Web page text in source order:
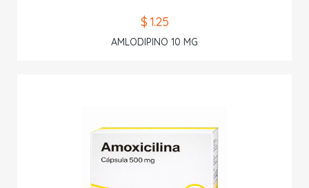
$ 1.25
AMLODIPINO 10 MG